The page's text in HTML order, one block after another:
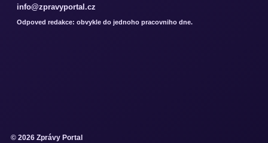
info@zpravyportal.cz
Odpoved redakce: obvykle do jednoho pracovniho dne.
© 2026 Zprávy Portal